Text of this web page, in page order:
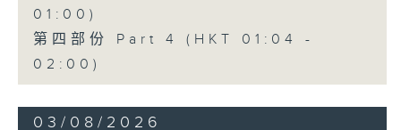
01:00)
第四部份 Part 4 (HKT 01:04 -
02:00)
03/08/2026